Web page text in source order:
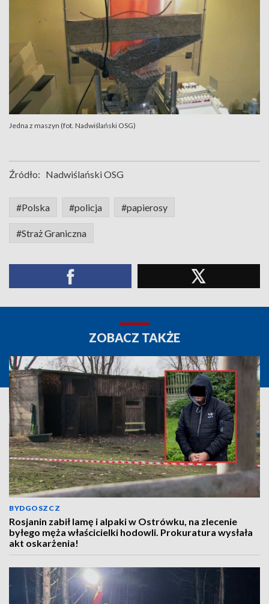
Jedna z maszyn (fot. Nadwiślański OSG)
Źródło: Nadwiślański OSG
#Polska #policja #papierosy
#Straż Graniczna
ZOBACZ TAKŻE
BYDGOSZCZ
Rosjanin zabił lamę i alpaki w Ostrówku, na zlecenie
byłego męża właścicielki hodowli. Prokuratura wysłała
akt oskarżenia!